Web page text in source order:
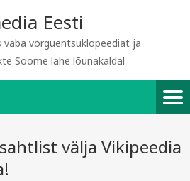
Eesti
vaba võrguentsüklopeediat ja
Soome lahe lõunakaldal
välja Vikipeedia